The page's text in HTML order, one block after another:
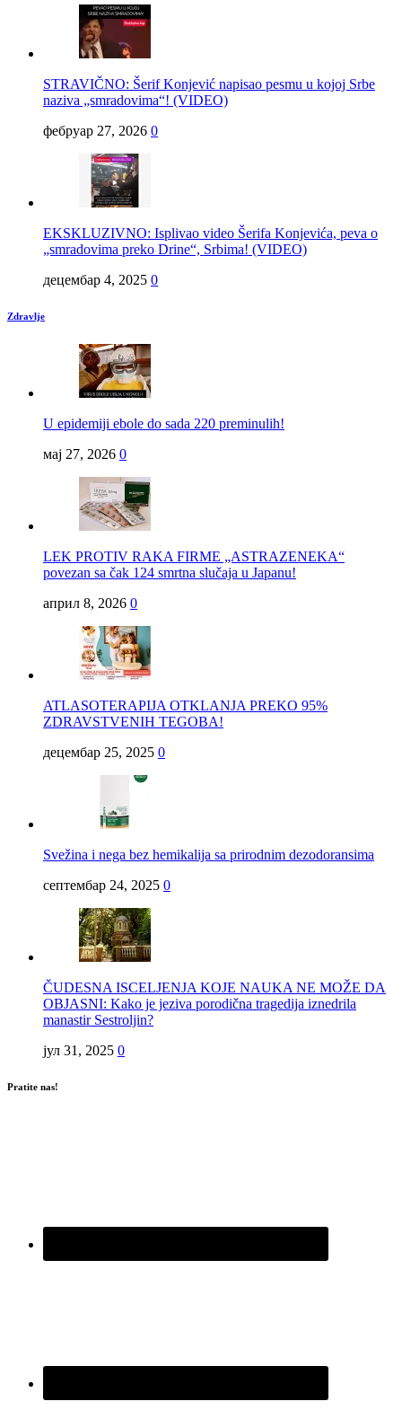
STRAVIČNO: Šerif Konjević napisao pesmu u kojoj Srbe
naziva „smradovima“! (VIDEO)
фебруар 27, 2026 0
EKSKLUZIVNO: Isplivao video Šerifa Konjevića, peva o
„smradovima preko Drine“, Srbima! (VIDEO)
децембар 4, 2025 0
Zdravlje
U epidemiji ebole do sada 220 preminulih!
мај 27, 2026 0
LEK PROTIV RAKA FIRME „ASTRAZENEKA“
povezan sa čak 124 smrtna slučaja u Japanu!
април 8, 2026 0
ATLASOTERAPIJA OTKLANJA PREKO 95%
ZDRAVSTVENIH TEGOBA!
децембар 25, 2025 0
Svežina i nega bez hemikalija sa prirodnim dezodoransima
септембар 24, 2025 0
ČUDESNA ISCELJENJA KOJE NAUKA NE MOŽE DA
OBJASNI: Kako je jeziva porodična tragedija iznedrila
manastir Sestroljin?
јул 31, 2025 0
Pratite nas!